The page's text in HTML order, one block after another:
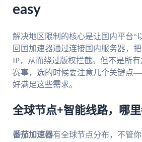
easy
解决地区限制的核心是让国内平台“
回国加速器通过连接国内服务器，
IP，从而绕过版权拦截。但不是所
赛事，选的时候要注意几个关键点
好满足这些需求。
全球节点+智能线路，哪
番茄加速器有全球节点分布，不管